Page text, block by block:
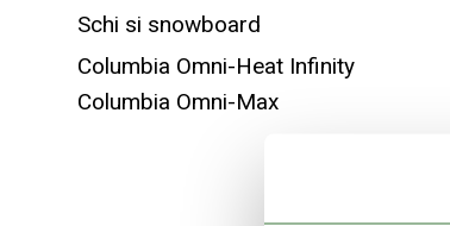
Schi si snowboard
Columbia Omni-Heat Infinity
Columbia Omni-Max